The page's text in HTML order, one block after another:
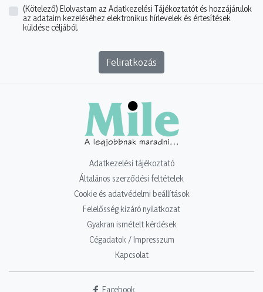
(Kötelező) Elolvastam az Adatkezelési Tájékoztatót és hozzájárulok
az adataim kezeléséhez elektronikus hírlevelek és értesítések
küldése céljából.
Feliratkozás
Adatkezelési tájékoztató
Általános szerződési feltételek
Cookie és adatvédelmi beállítások
Felelősség kizáró nyilatkozat
Gyakran ismételt kérdések
Cégadatok / Impresszum
Kapcsolat
Facebook